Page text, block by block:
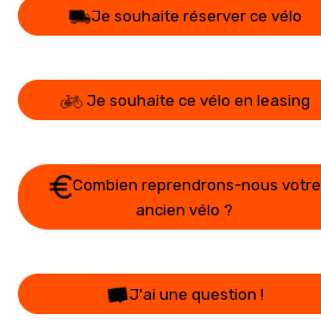
Je souhaite réserver ce vélo
Je souhaite ce vélo en leasing
Combien reprendrons-nous votre
ancien vélo ?
J'ai une question !